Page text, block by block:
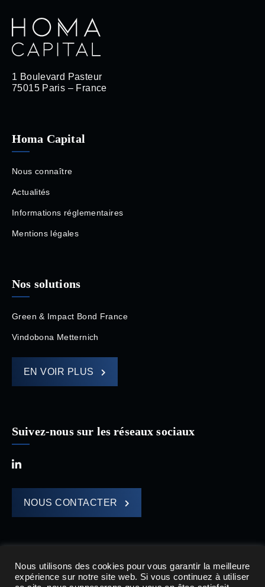
1 Boulevard Pasteur
75015 Paris – France
Homa Capital
Nous connaître
Actualités
Informations réglementaires
Mentions légales
Nos solutions
Green & Impact Bond France
Vindobona Metternich
EN VOIR PLUS
Suivez-nous sur les réseaux sociaux
NOUS CONTACTER
HOMA CAPITAL © 2021
Nous utilisons des cookies pour vous garantir la meilleure
expérience sur notre site web. Si vous continuez à utiliser